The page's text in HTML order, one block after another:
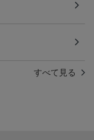
すべて見る